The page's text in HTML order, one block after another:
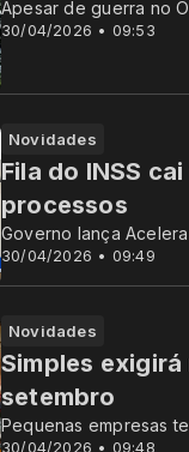
30/04/2026 • 09:53
Apesar de guerra no
Novidades
30/04/2026 • 09:49
Fila do INSS
processos
Governo lança
Novidades
30/04/2026 • 09:48
Simples
setembro
Pequenas empresas